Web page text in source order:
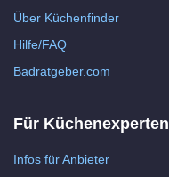
Über Küchenfinder
Hilfe/FAQ
Badratgeber.com
Für Küchenexperten
Infos für Anbieter